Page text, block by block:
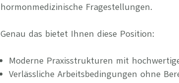
hormonmedizinische Fragestellungen.
Genau das bietet Ihnen diese Position:
Moderne Praxisstrukturen mit
Verlässliche Arbeitsbedingungen ohne